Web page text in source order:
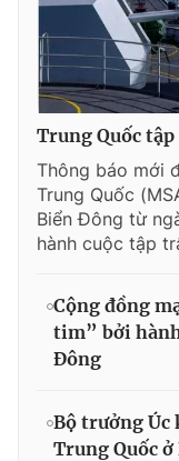
Trung Quốc
Thông báo mới
Trung Quốc
Biển Đông từ
hành cuộc tập
Cộng đồng
tim” bởi
Đông
Bộ trưởng Úc
Trung Quốc